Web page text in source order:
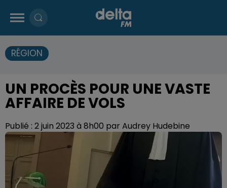
RÉGION
UN PROCÈS POUR UNE VASTE
AFFAIRE DE VOLS
Publié : 2 juin 2023 à 8h00 par Audrey Hudebine